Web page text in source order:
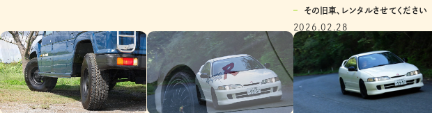
その旧車、レンタルさせてください
2026.02.28